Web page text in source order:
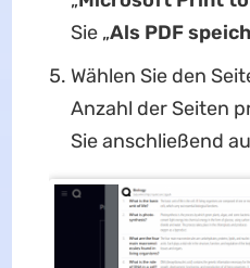
Sie „Als PDF
Wählen Sie den
Anzahl der Seiten
Sie anschließend